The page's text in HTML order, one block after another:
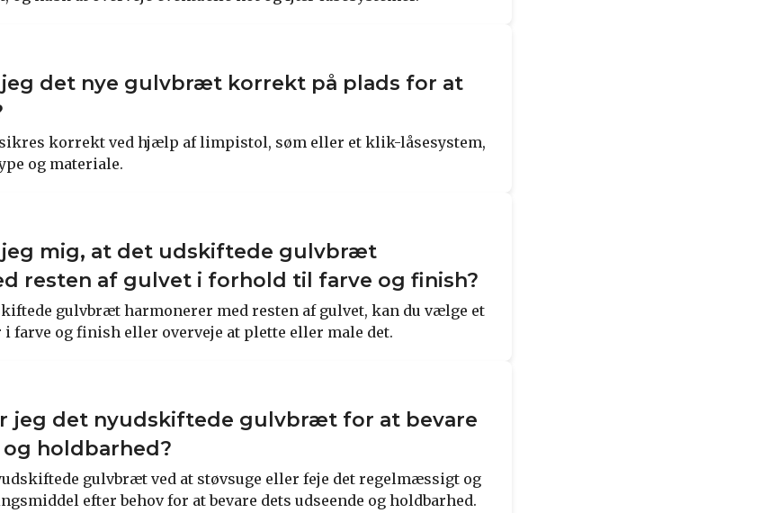
det nye gulvbræt korrekt på plads for at
korrekt ved hjælp af limpistol, søm eller et klik-låsesystem,
og materiale.
jeg mig, at det udskiftede gulvbræt
resten af gulvet i forhold til farve og finish?
gulvbræt harmonerer med resten af gulvet, kan du vælge et
farve og finish eller overveje at plette eller male det.
jeg det nyudskiftede gulvbræt for at bevare
holdbarhed?
gulvbræt ved at støvsuge eller feje det regelmæssigt og
efter behov for at bevare dets udseende og holdbarhed.